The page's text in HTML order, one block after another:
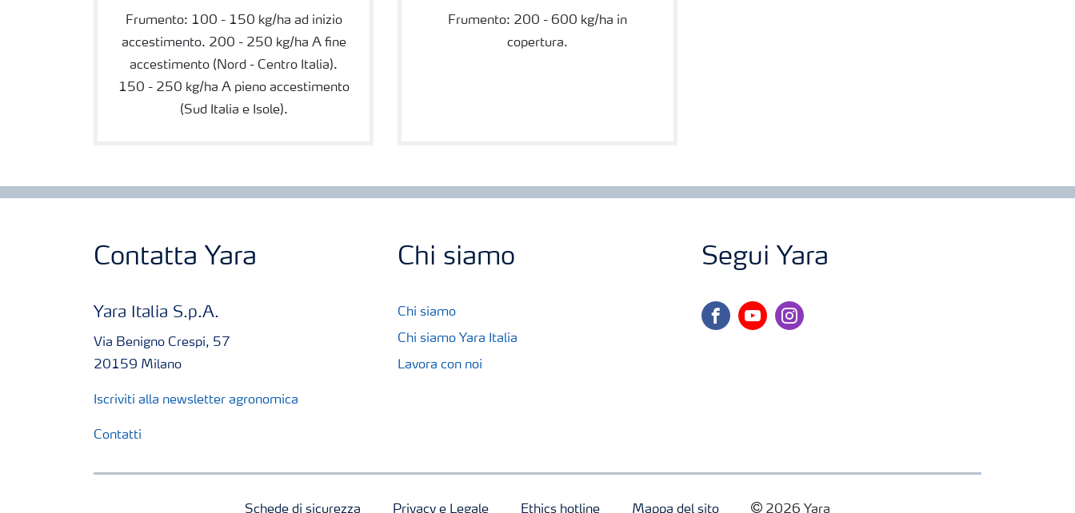
Frumento: 100 - 150 kg/ha ad inizio
accestimento. 200 - 250 kg/ha A fine
accestimento (Nord - Centro Italia).
150 - 250 kg/ha A pieno accestimento
(Sud Italia e Isole).
Frumento: 200 - 600 kg/ha in
copertura.
Contatta Yara
Yara Italia S.p.A.
Via Benigno Crespi, 57
20159 Milano
Iscriviti alla newsletter agronomica
Contatti
Chi siamo
Chi siamo
Chi siamo Yara Italia
Lavora con noi
Segui Yara
facebookyoutubeinstagram
Schede di sicurezza Privacy e Legale Ethics hotline Mappa del sito 2026 Yara